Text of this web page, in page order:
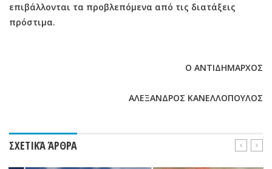
επιβάλλονται τα προβλεπόμενα από τις διατάξεις
πρόστιμα.
Ο ΑΝΤΙΔΗΜΑΡΧΟΣ
ΑΛΕΞΑΝΔΡΟΣ ΚΑΝΕΛΛΟΠΟΥΛΟΣ
ΣΧΕΤΙΚΆ ΆΡΘΡΑ